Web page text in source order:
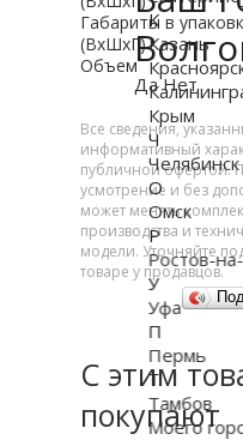
Габариты в
(ВxШxГ)
Объем
Все сведения,
информативный
публичной офертой.
усмотрение и без
может менять
производства и
модели. Уточняйте
товаре у продавцов.
С этим
покупают
Да Нет
К
Казань
Крым
Ч
Челябинск
О
Омск
Р
Ростов-
У
Уфа
П
Пермь
Т
Тамбов
Моего